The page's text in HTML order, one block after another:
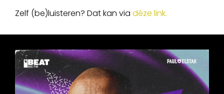
Zelf (be)luisteren? Dat kan via déze link.